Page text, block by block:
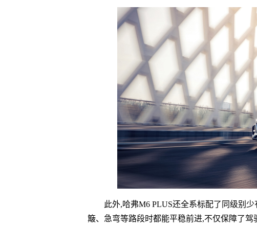
此外,哈弗M6 PLUS还全系标配了同级别少
簸、急弯等路段时都能平稳前进,不仅保障了驾